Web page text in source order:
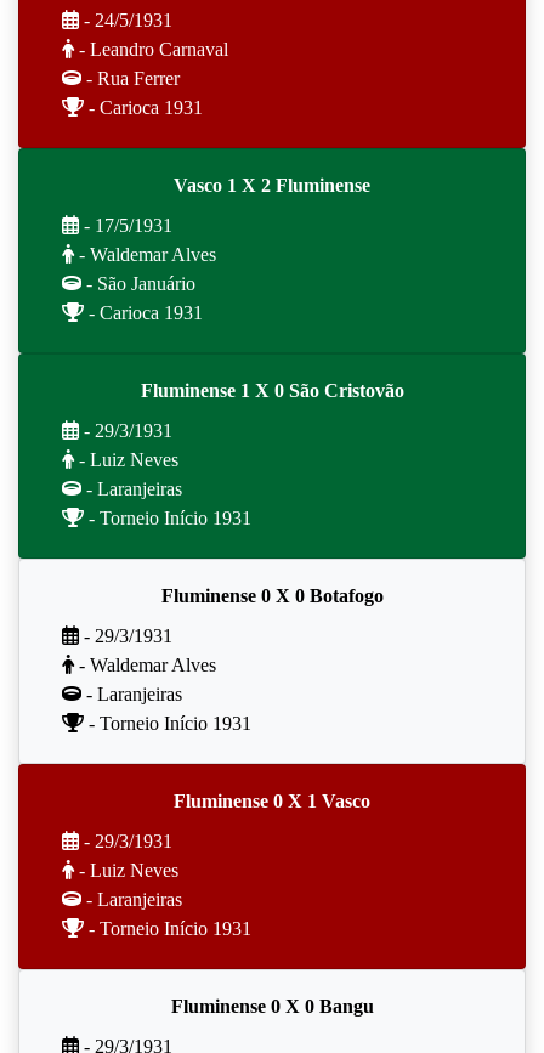
- 24/5/1931
- Leandro Carnaval
- Rua Ferrer
- Carioca 1931
Vasco 1 X 2 Fluminense
- 17/5/1931
- Waldemar Alves
- São Januário
- Carioca 1931
Fluminense 1 X 0 São Cristovão
- 29/3/1931
- Luiz Neves
- Laranjeiras
- Torneio Início 1931
Fluminense 0 X 0 Botafogo
- 29/3/1931
- Waldemar Alves
- Laranjeiras
- Torneio Início 1931
Fluminense 0 X 1 Vasco
- 29/3/1931
- Luiz Neves
- Laranjeiras
- Torneio Início 1931
Fluminense 0 X 0 Bangu
- 29/3/1931